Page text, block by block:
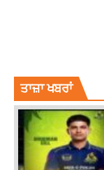
ਤਾਜ਼ਾ ਖਬਰਾਂ